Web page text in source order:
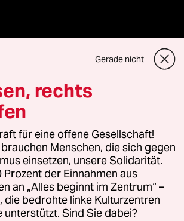
und Vertriebs GmbH
Bei rechtlichen Fragen oder für Genehmigungen
lizenzen@taz.de
Kommune-Richtlinien
Datenschutz Impressum AGB
Gerade nicht
rechts
für eine offene Gesellschaft!
Menschen, die sich gegen
einsetzen, unsere Solidarität.
Prozent der Einnahmen aus
an „Alles beginnt im Zentrum“ –
die bedrohte linke Kulturzentren
Sind Sie dabei?